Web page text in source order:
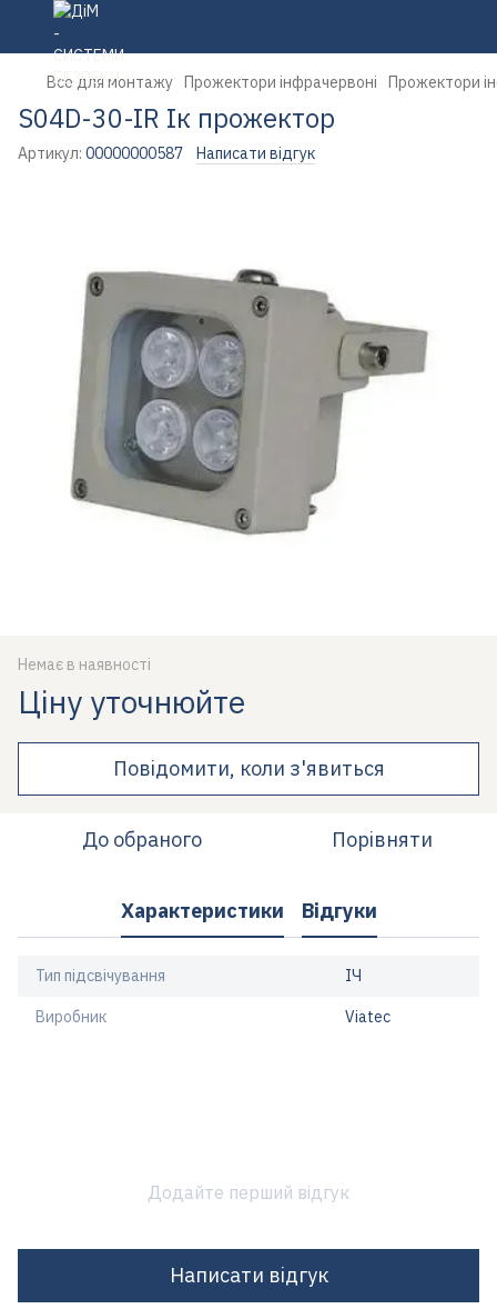
Все для монтажу Прожектори інфрачервоні Прожектори
S04D-30-IR Ік прожектор
Артикул: 00000000587 Написати відгук
Немає в наявності
Ціну уточнюйте
Повідомити, коли з'явиться
До обраного Порівняти
Характеристики Відгуки
Тип підсвічування ІЧ
Виробник Viatec
Додайте перший відгук
Написати відгук